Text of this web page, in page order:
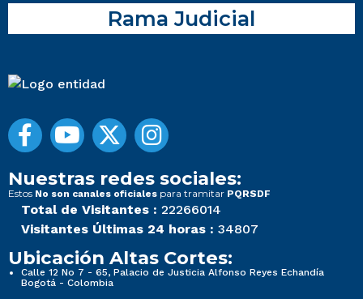
Rama Judicial
Nuestras redes sociales:
Estos No son canales oficiales para tramitar PQRSDF
Total de Visitantes : 22266014
Visitantes Últimas 24 horas : 34807
Ubicación Altas Cortes:
Calle 12 No 7 - 65, Palacio de Justicia Alfonso Reyes Echandía
Bogotá - Colombia